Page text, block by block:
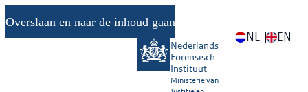
Overslaan en naar de inhoud gaan
NL EN
Nederlands
Forensisch
Instituut
Ministerie van